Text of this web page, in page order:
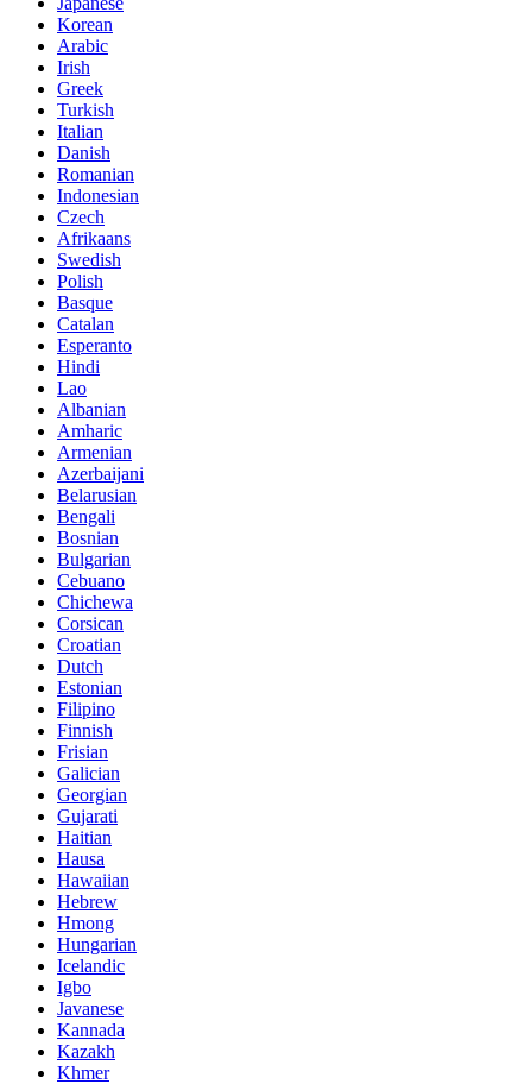
Korean
Arabic
Irish
Greek
Turkish
Italian
Danish
Romanian
Indonesian
Czech
Afrikaans
Swedish
Polish
Basque
Catalan
Esperanto
Hindi
Lao
Albanian
Amharic
Armenian
Azerbaijani
Belarusian
Bengali
Bosnian
Bulgarian
Cebuano
Chichewa
Corsican
Croatian
Dutch
Estonian
Filipino
Finnish
Frisian
Galician
Georgian
Gujarati
Haitian
Hausa
Hawaiian
Hebrew
Hmong
Hungarian
Icelandic
Igbo
Javanese
Kannada
Kazakh
Khmer